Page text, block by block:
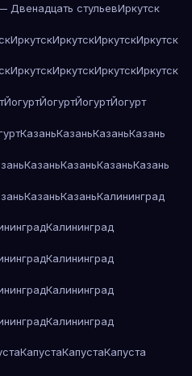
Двенадцать стульевИркутск
ИркутскИркутскИркутскИркутск
ИркутскИркутскИркутскИркутск
ЙогуртЙогуртЙогуртЙогурт
КазаньКазаньКазаньКазань
КазаньКазаньКазаньКазань
КазаньКазаньКалининград
Калининград
Калининград
Калининград
Калининград
КапустаКапустаКапуста